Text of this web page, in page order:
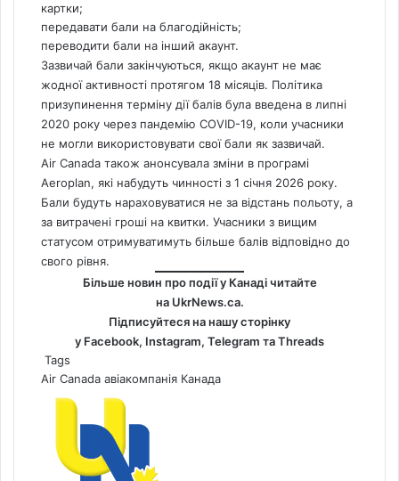
картки;
передавати бали на благодійність;
переводити бали на інший акаунт.
Зазвичай бали закінчуються, якщо акаунт не має
жодної активності протягом 18 місяців. Політика
призупинення терміну дії балів була введена в липні
2020 року через пандемію COVID-19, коли учасники
не могли використовувати свої бали як зазвичай.
Air Canada також анонсувала зміни в програмі
Aeroplan, які набудуть чинності з 1 січня 2026 року.
Бали будуть нараховуватися не за відстань польоту, а
за витрачені гроші на квитки. Учасники з вищим
статусом отримуватимуть більше балів відповідно до
свого рівня.
Більше новин про події у Канаді читайте
на UkrNews.ca.
Підписуйтеся на нашу сторінку
у Facebook, Instagram, Telegram таThreads
Tags
Air Canada авіакомпанія Канада